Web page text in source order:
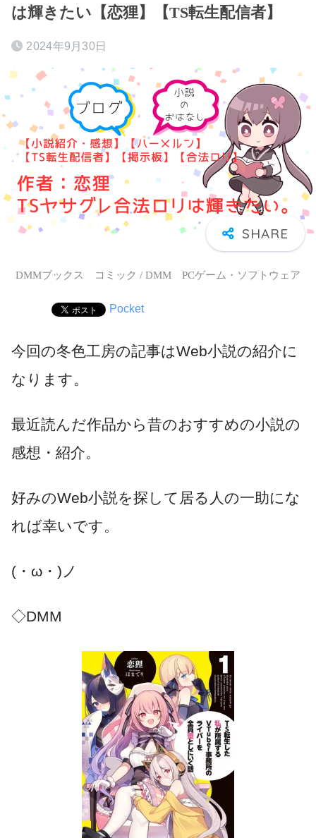
は輝きたい【恋狸】【TS転生配信者】
2024年9月30日
DMMブックス コミック / DMM PCゲーム・ソフトウェア
Pocket
今回の冬色工房の記事はWeb小説の紹介に
なります。
最近読んだ作品から昔のおすすめの小説の
感想・紹介。
好みのWeb小説を探して居る人の一助にな
れば幸いです。
(・ω・)ノ
◇DMM